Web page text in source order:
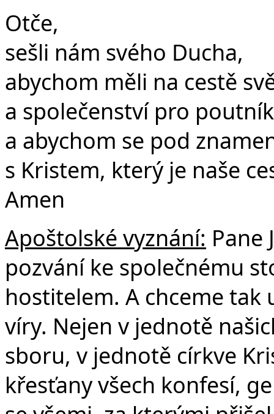
Otče,
sešli nám svého Ducha,
abychom měli na cestě
a společenství pro
a abychom se pod
s Kristem, který je naše
Amen
Apoštolské vyznání: Pane
pozvání ke společnému
hostitelem. A chceme tak
víry. Nejen v jednotě
sboru, v jednotě církve
křesťany všech konfesí,